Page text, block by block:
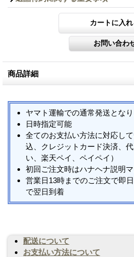
商品詳細
ヤマト運輸での通常発送とな
日時指定可能
全てのお支払い方法に対応し
込、クレジットカード決済、
い、楽天ペイ、ペイペイ）
初回ご注文時はハナヘナ説明
営業日13時までのご注文で即
で翌日到着
配送について
お支払い方法について